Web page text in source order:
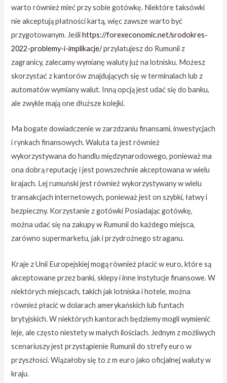
warto również mieć przy sobie gotówkę. Niektóre taksówki
nie akceptują płatności kartą, więc zawsze warto być
przygotowanym. Jeślihttps://forexeconomic.net/srodokres-
2022-problemy-i-implikacje/przylatujesz do Rumunii z
zagranicy, zalecamy wymianę waluty już na lotnisku. Możesz
skorzystać z kantorów znajdujących się w terminalach lub z
automatów wymiany walut. Inną opcją jest udać się do banku,
ale zwykle mają one dłuższe kolejki.
Ma bogate dowiadczenie w zarzdzaniu finansami, inwestycjach
i rynkach finansowych. Waluta ta jest również
wykorzystywana do handlu międzynarodowego, ponieważ ma
ona dobrą reputację i jest powszechnie akceptowana w wielu
krajach. Lej rumuński jest również wykorzystywany w wielu
transakcjach internetowych, ponieważ jest on szybki, łatwy i
bezpieczny. Korzystanie z gotówki Posiadając gotówkę,
można udać się na zakupy w Rumunii do każdego miejsca,
zarówno supermarketu, jak i przydrożnego straganu.
Kraje z Unii Europejskiej mogą również płacić w euro, które są
akceptowane przez banki, sklepy i inne instytucje finansowe. W
niektórych miejscach, takich jak lotniska i hotele, można
również płacić w dolarach amerykańskich lub funtach
brytyjskich. W niektórych kantorach będziemy mogli wymienić
leje, ale często niestety w małych ilościach. Jednym z możliwych
scenariuszy jest przystąpienie Rumunii do strefy euro w
przyszłości. Wiązałoby się to z m euro jako oficjalnej waluty w
kraju.